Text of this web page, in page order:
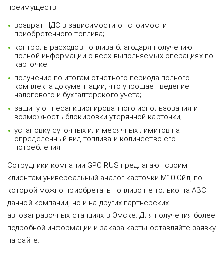
преимуществ:
возврат НДС в зависимости от стоимости
приобретенного топлива;
контроль расходов топлива благодаря получению
полной информации о всех выполняемых операциях по
карточке;
получение по итогам отчетного периода полного
комплекта документации, что упрощает ведение
налогового и бухгалтерского учета;
защиту от несанкционированного использования и
возможность блокировки утерянной карточки;
установку суточных или месячных лимитов на
определенный вид топлива и количество его
потребления.
Сотрудники компании GPC RUS предлагают своим
клиентам универсальный аналог карточки М10-Ойл, по
которой можно приобретать топливо не только на АЗС
данной компании, но и на других партнерских
автозаправочных станциях в Омске. Для получения более
подробной информации и заказа карты оставляйте заявку
на сайте.